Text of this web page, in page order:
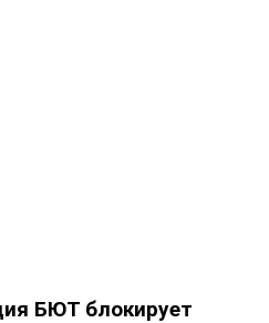
БЮТ блокирует